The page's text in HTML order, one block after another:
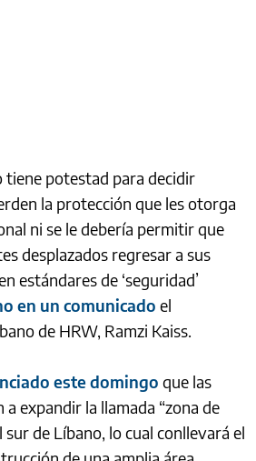
tiene potestad para decidir
la protección que les otorga
ni se le debería permitir que
desplazados regresar a sus
estándares de ‘seguridad’
en un comunicado el
de HRW, Ramzi Kaiss.
este domingo que las
expandir la llamada “zona de
de Líbano, lo cual conllevará el